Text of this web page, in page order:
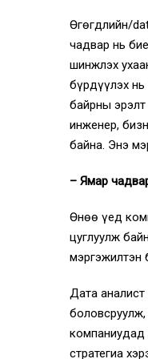
Өгөгдлийн/
чадвар нь
шинжлэх
бүрдүүлэх
байрны
инженер,
байна. Энэ
– Ямар
Өнөө үед
цуглуулж
мэргэжилтэн
Дата аналист
компаниудад
стратегиа